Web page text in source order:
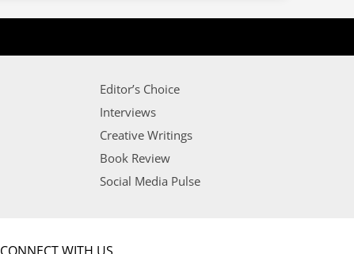
Editor’s Choice
Interviews
Creative Writings
Book Review
Social Media Pulse